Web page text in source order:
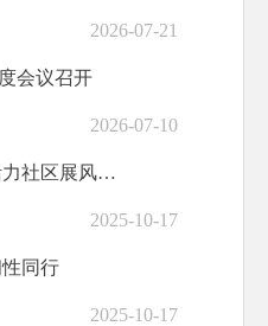
2026-07-21
会议召开
2026-07-10
【全民健身促和谐 活力社区展风采】2025年临夏州社区运动会(东乡站）精彩收官
2025-10-17
同行
2025-10-17